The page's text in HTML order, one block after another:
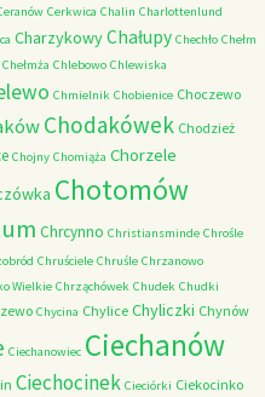
Cerkwica Chalin Charlottenlund
CharzykowyChałupy Chechło Chełm
Chełmża Chlebowo Chlewiska
Chmielnik Chobienice Choczewo
Chodakówek Chodzież
Chojny Chomiąża Chorzele
Chotomów
Chrcynno Christiansminde Chrośle
Chruściele Chruśle Chrzanowo
Wielkie Chrząchówek Chudek Chudki
Chycina Chylice Chyliczki Chynów
Ciechanowiec Ciechanów
Ciechocinek Cieciórki Ciekocinko